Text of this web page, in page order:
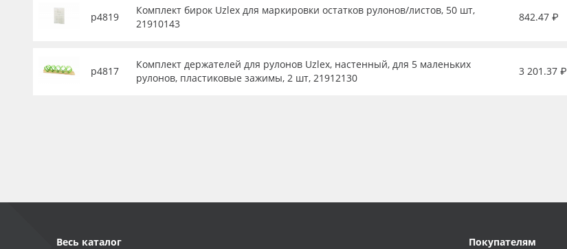
р4819
Комплект бирок Uzlex для маркировки остатков рулонов/листов, 50 шт,
21910143
842.47 ₽
р4817
Комплект держателей для рулонов Uzlex, настенный, для 5 маленьких
рулонов, пластиковые зажимы, 2 шт, 21912130
3 201.37 ₽
Весь каталог Покупателям